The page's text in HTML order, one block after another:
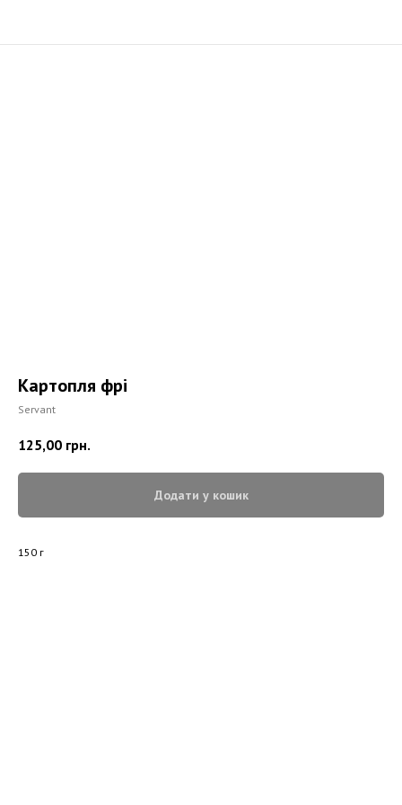
Картопля фрі
Servant
125,00 грн.
Додати у кошик
150 г